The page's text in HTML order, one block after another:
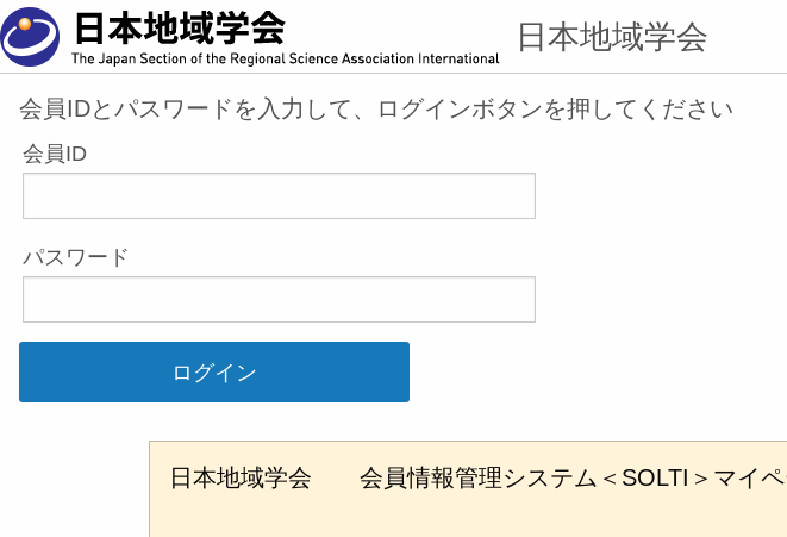
日本地域学会
会員IDとパスワードを入力して、ログインボタンを押してください
会員ID
パスワード
日本地域学会 会員情報管理システム＜SOLTI＞マイペ